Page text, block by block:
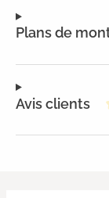
Plans de
Avis clients